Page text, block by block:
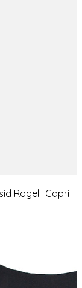
Rogelli Capri